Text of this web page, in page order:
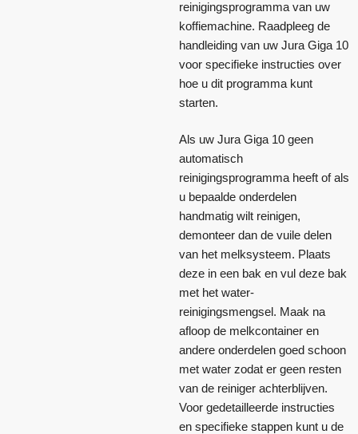
reinigingsprogramma van uw
koffiemachine. Raadpleeg de
handleiding van uw Jura Giga 10
voor specifieke instructies over
hoe u dit programma kunt
starten.
Als uw Jura Giga 10 geen
automatisch
reinigingsprogramma heeft of als
u bepaalde onderdelen
handmatig wilt reinigen,
demonteer dan de vuile delen
van het melksysteem. Plaats
deze in een bak en vul deze bak
met het water-
reinigingsmengsel. Maak na
afloop de melkcontainer en
andere onderdelen goed schoon
met water zodat er geen resten
van de reiniger achterblijven.
Voor gedetailleerde instructies
en specifieke stappen kunt u de